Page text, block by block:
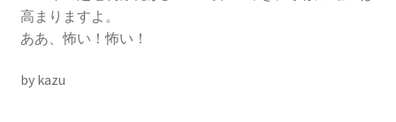
書籍
2022.12.29 原発事故と甲状腺がん
高まりますよ。
ああ、怖い！怖い！
by kazu